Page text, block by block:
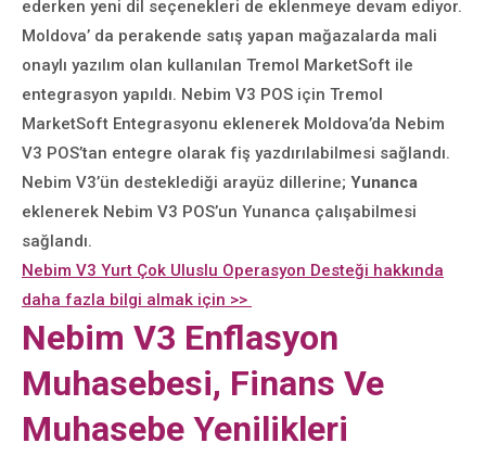
ederken yeni dil seçenekleri de eklenmeye devam ediyor.
Moldova’ da perakende satış yapan mağazalarda mali
onaylı yazılım olan kullanılan Tremol MarketSoft ile
entegrasyon yapıldı. Nebim V3 POS için Tremol
MarketSoft Entegrasyonu eklenerek Moldova’da Nebim
V3 POS’tan entegre olarak fiş yazdırılabilmesi sağlandı.
Nebim V3’ün desteklediği arayüz dillerine; Yunanca
eklenerek Nebim V3 POS’un Yunanca çalışabilmesi
sağlandı.
Nebim V3 Yurt Çok Uluslu Operasyon Desteği hakkında
daha fazla bilgi almak için >>
Nebim V3 Enflasyon
Muhasebesi, Finans Ve
Muhasebe Yenilikleri